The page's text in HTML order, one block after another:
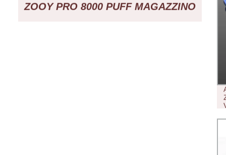
ZOOY PRO 8000 PUFF MAGAZZINO